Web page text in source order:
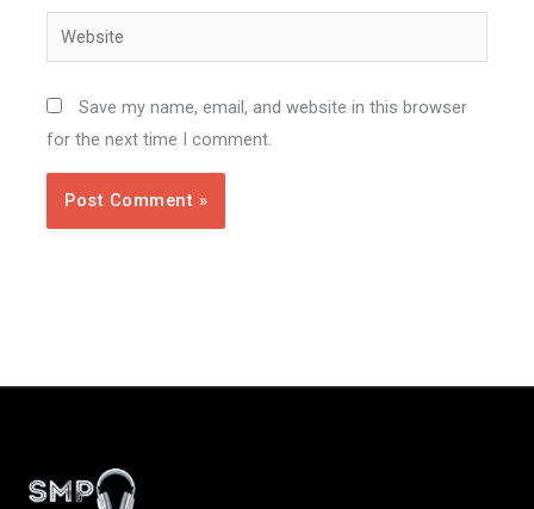
Website
Save my name, email, and website in this browser
for the next time I comment.